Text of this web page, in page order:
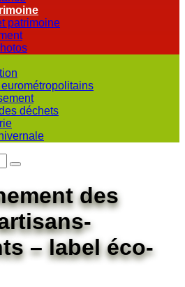
patrimoine
déchets
des
– label éco-